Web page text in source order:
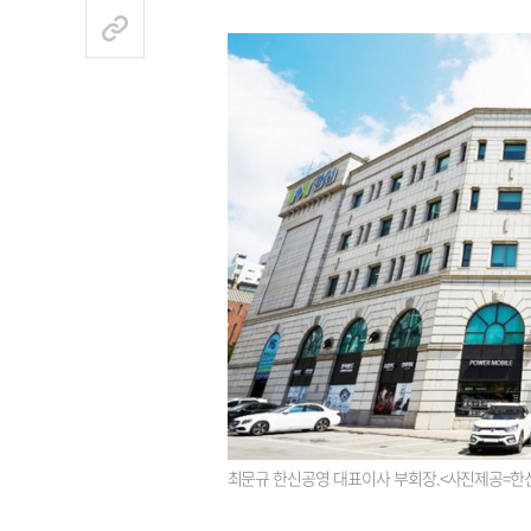
최문규 한신공영 대표이사 부회장.<사진제공=한